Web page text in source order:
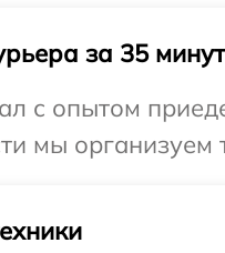
за 35 минут
с опытом
мы организуем